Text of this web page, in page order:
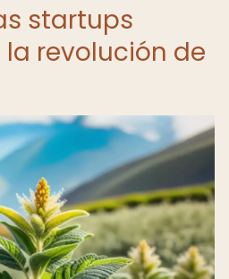
startups
revolución de